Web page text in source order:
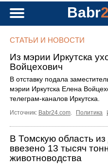
Babr
СТАТЬИ И НОВОСТИ
Из мэрии Иркутска
Войцехович
В отставку подала
мэрии Иркутска Елена
телеграм‑каналов Иркутска.
Источник: Babr24.com. Политика
В Томскую область из
ввезено 13 тысяч
животноводства